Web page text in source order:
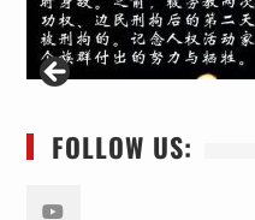
FOLLOW US: